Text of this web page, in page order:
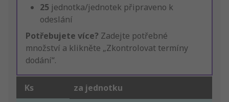
25 jednotka/jednotek připraveno k
odeslání
Potřebujete více? Zadejte potřebné
množství a klikněte „Zkontrolovat termíny
dodání“.
Ks za jednotku